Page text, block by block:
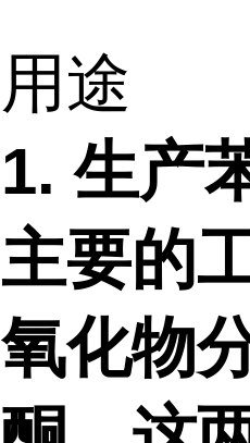
用途
1. 生产
主要的
氧化物